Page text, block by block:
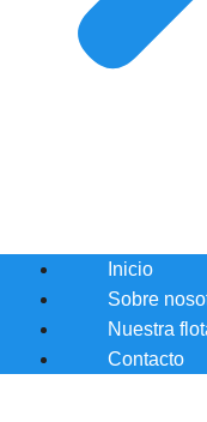
Inicio
Sobre
Nuestra
Contacto